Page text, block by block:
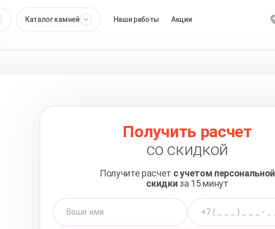
Каталог камней Наши работы Акции
Получить расчет
со скидкой
Получите расчет с учетом персональной
скидки за 15 минут